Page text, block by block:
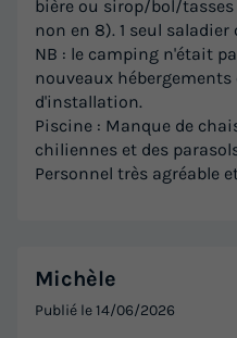
bière ou sirop/bol/
non en 8). 1 seul
NB : le camping n'était
nouveaux
d'installation.
Piscine : Manque de
chiliennes et des
Personnel très agréable
Michèle
Publié le14/06/2026